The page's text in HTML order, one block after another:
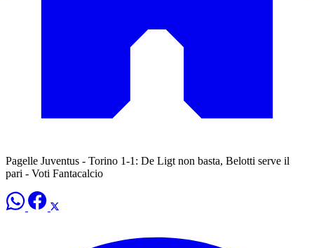
Pagelle Juventus - Torino 1-1: De Ligt non basta, Belotti serve il
pari - Voti Fantacalcio